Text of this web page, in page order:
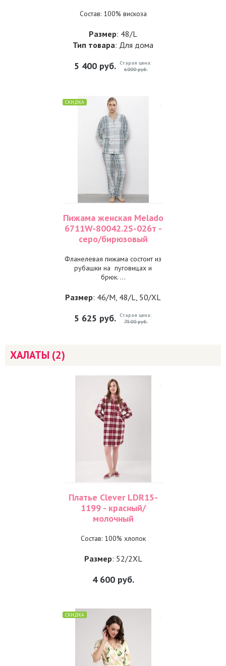
Состав: 100% вискоза
Размер: 48/L
Тип товара: Для дома
5 400 руб. Старая цена:
6000 руб.
СКИДКА
Пижама женская Melado
6711W-80042.2S-026т -
серо/бирюзовый
Фланелевая пижама состоит из
рубашки на пуговицах и
брюк. ...
Размер: 46/M, 48/L, 50/XL
5 625 руб. Старая цена:
7500 руб.
ХАЛАТЫ (2)
Платье Clever LDR15-
1199 - красный/
молочный
Состав: 100% хлопок
Размер: 52/2XL
4 600руб.
СКИДКА